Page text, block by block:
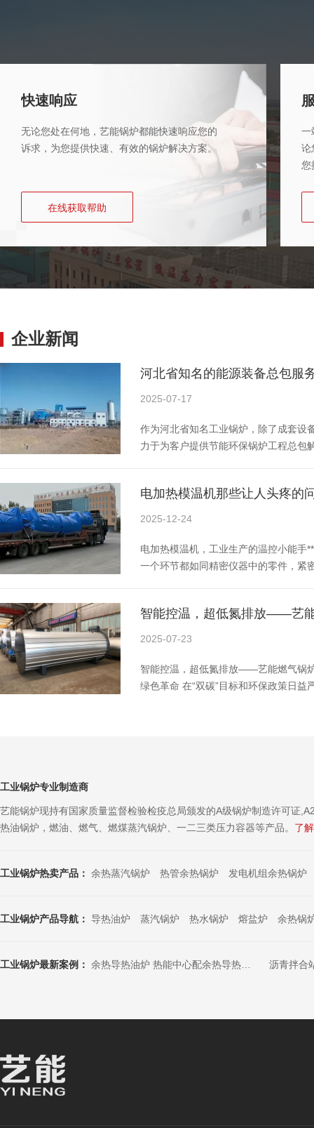
快速响应
无论您处在何地，艺能锅炉都能快速响应您的
诉求，为您提供快速、有效的锅炉解决方案。
在线获取帮助
一
论
您
企业新闻
河北省知名的能源装备总包服
2025-07-17
作为河北省知名工业锅炉，除了成套设
力于为客户提供节能环保锅炉工程总包
咨询服务包括：客户项目沟通调研、总
价概算、风险评估以及售后跟踪咨询。
电加热模温机那些让人头疼的
2025-12-24
电加热模温机，工业生产的温控小能手
一个环节都如同精密仪器中的零件，紧
机，它们在高温高压下被塑造成各种形
就显得尤为关键。温度过高，塑料制品
智能控温，超低氮排放——艺
2025-07-23
智能控温，超低氮排放——艺能燃气锅
绿色革命 在“双碳”目标和环保政策日
工业锅炉专业制造商
艺能锅炉现持有国家质量监督检验检疫总局颁发的A级锅炉制造许可证
热油锅炉，燃油、燃气、燃煤蒸汽锅炉、一二三类压力容器等产品。 了
工业锅炉热卖产品： 余热蒸汽锅炉 热管余热锅炉 发电机组余热锅炉
工业锅炉产品导航： 导热油炉 蒸汽锅炉 热水锅炉 熔盐炉 余热锅
工业锅炉最新案例： 沥青拌合